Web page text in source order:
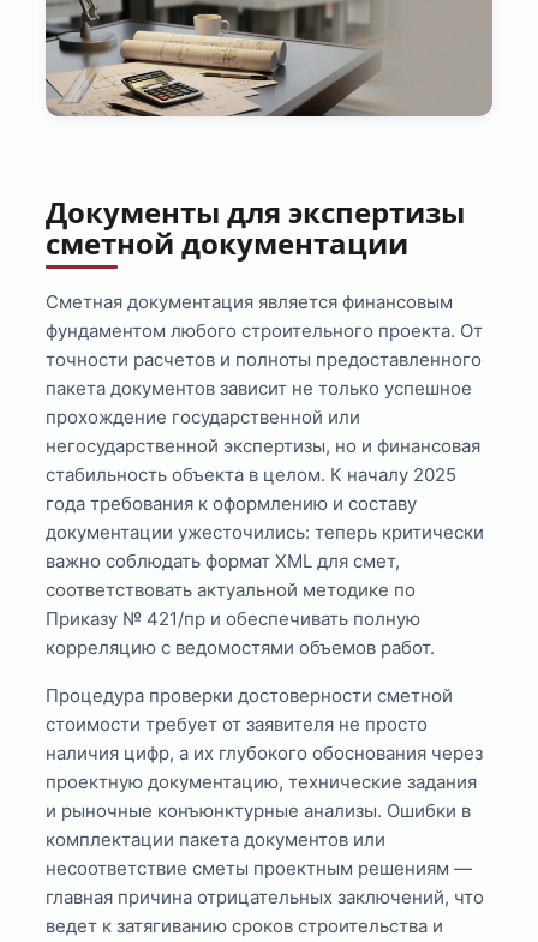
Документы для экспертизы
сметной документации
Сметная документация является финансовым
фундаментом любого строительного проекта. От
точности расчетов и полноты предоставленного
пакета документов зависит не только успешное
прохождение государственной или
негосударственной экспертизы, но и финансовая
стабильность объекта в целом. К началу 2025
года требования к оформлению и составу
документации ужесточились: теперь критически
важно соблюдать формат XML для смет,
соответствовать актуальной методике по
Приказу № 421/пр и обеспечивать полную
корреляцию с ведомостями объемов работ.
Процедура проверки достоверности сметной
стоимости требует от заявителя не просто
наличия цифр, а их глубокого обоснования через
проектную документацию, технические задания
и рыночные конъюнктурные анализы. Ошибки в
комплектации пакета документов или
несоответствие сметы проектным решениям —
главная причина отрицательных заключений, что
ведет к затягиванию сроков строительства и